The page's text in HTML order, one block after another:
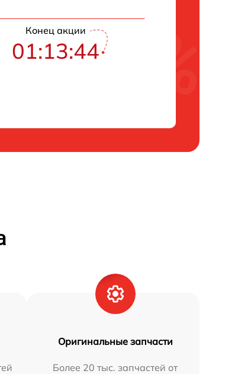
Конец акции
01:13:43
Оригинальные запчасти
Более 20 тыс. запчастей от